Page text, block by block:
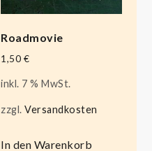
Roadmovie
1,50 €
inkl. 7 % MwSt.
zzgl.Versandkosten
In den Warenkorb